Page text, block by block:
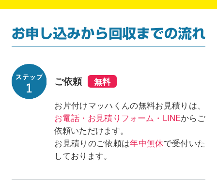
ご依頼
お片付けマッハくんの無料お見積りは、
お電話・お見積りフォーム・LINEからご
依頼いただけます。
お見積りのご依頼は年中無休で受付いた
しております。